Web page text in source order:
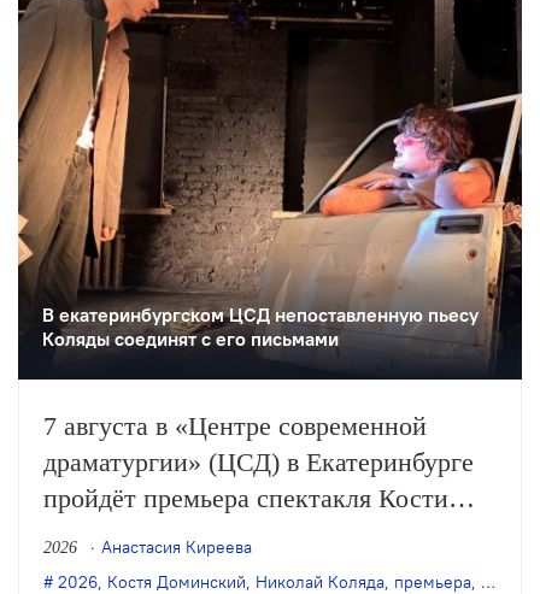
В екатеринбургском ЦСД непоставленную пьесу
Коляды соединят с его письмами
7 августа в «Центре современной
драматургии» (ЦСД) в Екатеринбурге
пройдёт премьера спектакля Кости
Доминского «Симонов и Кузнецов» по
одноимённой пьесе Николая Коляды.
2026
Анастасия Киреева
2026, Костя Доминский, Николай Коляда, премьера,